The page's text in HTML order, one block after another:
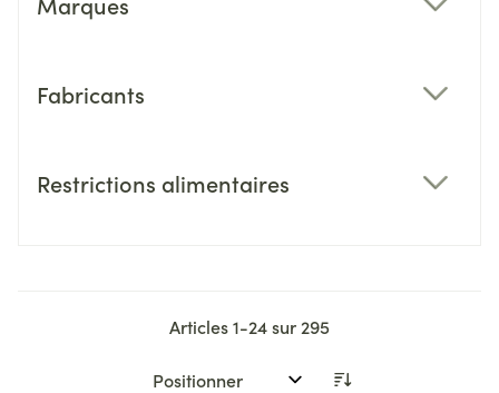
Fabricants
Restrictions alimentaires
Articles1-24sur 295